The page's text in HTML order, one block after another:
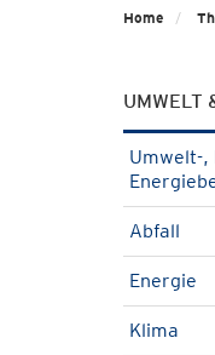
Home
UMWELT
Umwelt-,
Abfall
Energie
Klima